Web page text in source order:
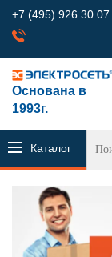
+7 (495) 926 30 07
Основана в
1993г.
Каталог
продукции